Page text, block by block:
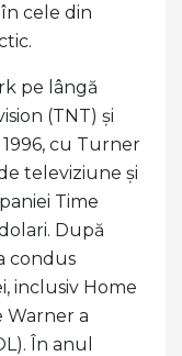
cele din
pe lângă
(TNT) și
1996, cu Turner
televiziune și
Time
După
condus
inclusiv Home
Warner a
În anul